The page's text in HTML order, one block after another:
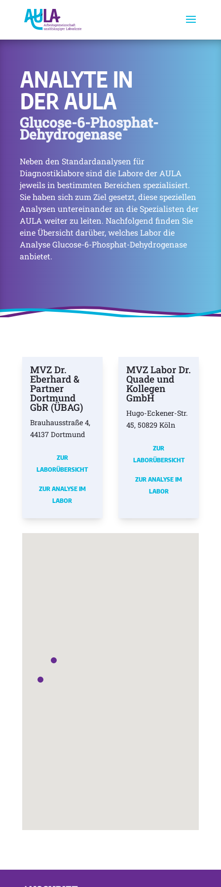
ANALYTE IN
DER AULA
Glucose-6-Phosphat-
Dehydrogenase
Neben den Standardanalysen für
Diagnostiklabore sind die Labore der AULA
jeweils in bestimmten Bereichen spezialisiert.
Sie haben sich zum Ziel gesetzt, diese speziellen
Analysen untereinander an die Spezialisten der
AULA weiter zu leiten. Nachfolgend finden Sie
eine Übersicht darüber, welches Labor die
Analyse Glucose-6-Phosphat-Dehydrogenase
anbietet.
MVZ Dr.
Eberhard &
Partner
Dortmund
GbR (ÜBAG)
Brauhausstraße 4,
44137 Dortmund
ZUR
LABORÜBERSICHT
ZUR ANALYSE IM
LABOR
MVZ Labor Dr.
Quade und
Kollegen
GmbH
Hugo-Eckener-Str.
45, 50829 Köln
ZUR
LABORÜBERSICHT
ZUR ANALYSE IM
LABOR